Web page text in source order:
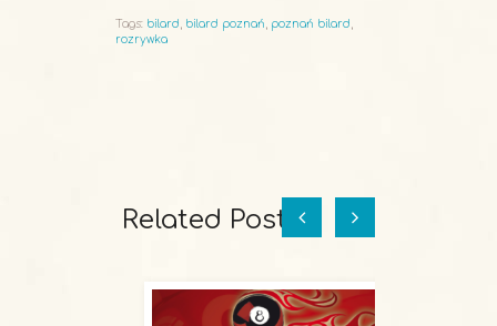
Tags: bilard bilard poznań poznań bilard
rozrywka
Related Posts